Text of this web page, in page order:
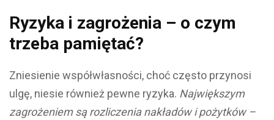
Ryzyka i zagrożenia – o czym
trzeba pamiętać?
Zniesienie współwłasności, choć często przynosi
ulgę, niesie również pewne ryzyka. Największym
zagrożeniem są rozliczenia nakładów i pożytków –